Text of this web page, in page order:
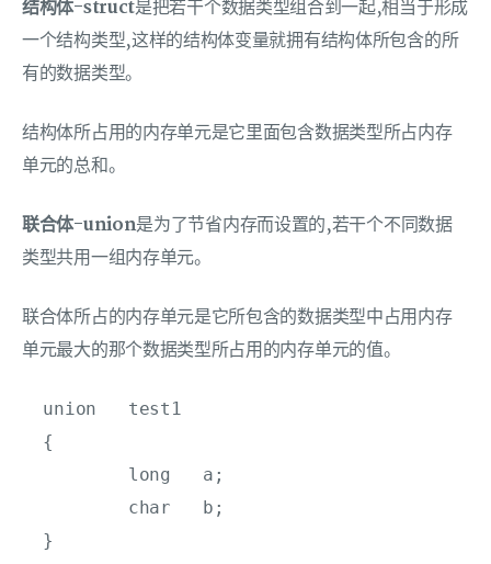
结构体-struct是把若干个数据类型组合到一起,相当于形成
一个结构类型,这样的结构体变量就拥有结构体所包含的所
有的数据类型。
结构体所占用的内存单元是它里面包含数据类型所占内存
单元的总和。
联合体-union是为了节省内存而设置的,若干个不同数据
类型共用一组内存单元。
联合体所占的内存单元是它所包含的数据类型中占用内存
单元最大的那个数据类型所占用的内存单元的值。
union   test1
{
long   a;
char   b;
}